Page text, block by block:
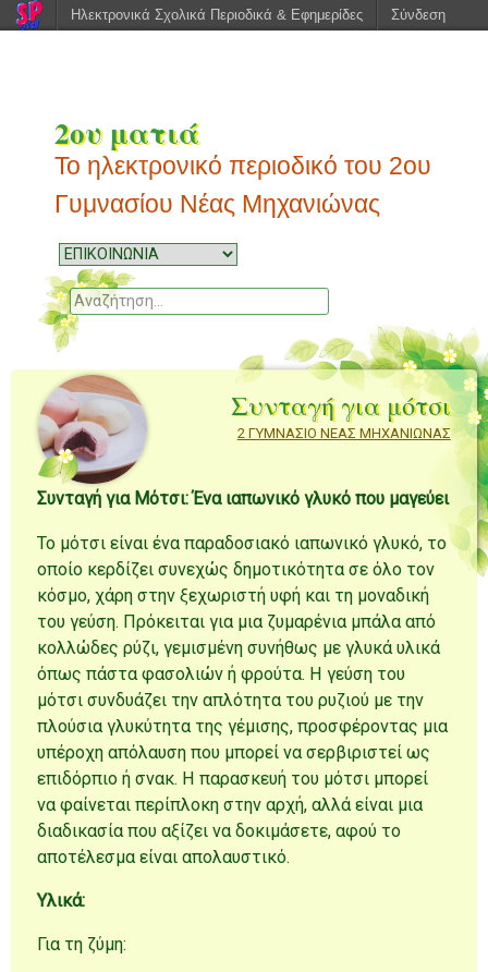
2ου ματιά
Το ηλεκτρονικό περιοδικό του 2ου
Γυμνασίου Νέας Μηχανιώνας
Μενού
Μεταπηδήστε
στο
περιεχόμενο
Αναζητηση
Συνταγή για μότσι
2 ΓΥΜΝΑΣΙΟ ΝΕΑΣ ΜΗΧΑΝΙΩΝΑΣ
Συνταγή για Μότσι: Ένα ιαπωνικό γλυκό που μαγεύει
Το μότσι είναι ένα παραδοσιακό ιαπωνικό γλυκό, το
οποίο κερδίζει συνεχώς δημοτικότητα σε όλο τον
κόσμο, χάρη στην ξεχωριστή υφή και τη μοναδική
του γεύση. Πρόκειται για μια ζυμαρένια μπάλα από
κολλώδες ρύζι, γεμισμένη συνήθως με γλυκά υλικά
όπως πάστα φασολιών ή φρούτα. Η γεύση του
μότσι συνδυάζει την απλότητα του ρυζιού με την
πλούσια γλυκύτητα της γέμισης, προσφέροντας μια
υπέροχη απόλαυση που μπορεί να σερβιριστεί ως
επιδόρπιο ή σνακ. Η παρασκευή του μότσι μπορεί
να φαίνεται περίπλοκη στην αρχή, αλλά είναι μια
διαδικασία που αξίζει να δοκιμάσετε, αφού το
αποτέλεσμα είναι απολαυστικό.
Υλικά:
Για τη ζύμη:
Ηλεκτρονικά Σχολικά Περιοδικά & Εφημερίδες Σύνδεση